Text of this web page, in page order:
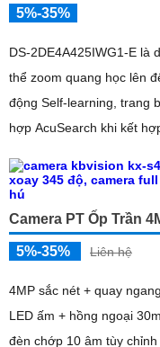
5%-35%
DS-2DE4A425IWG1-E là
thể zoom quang học lên
động Self-learning, trang
hợp AcuSearch khi kết
Camera PT Ốp Trần
5%-35% Liên hệ
4MP sắc nét + quay
LED ấm + hồng ngoại
đèn chớp 10 âm tùy